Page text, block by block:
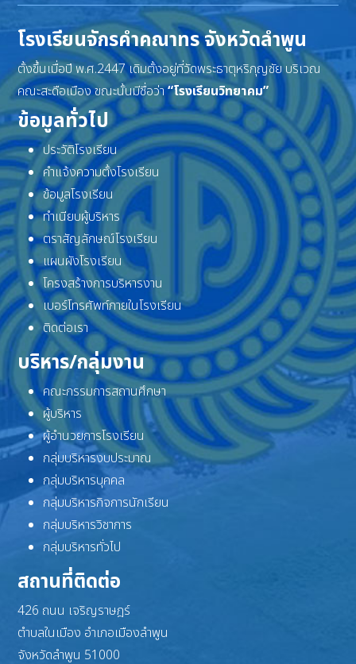
โรงเรียนจักรคำคณาทร จังหวัดลำพูน
ตั้งขึ้นเมื่อปี พ.ศ.2447 เดิมตั้งอยู่ที่วัดพระธาตุหริภุญชัย บริเวณ
คณะสะดือเมือง ขณะนั้นมีชื่อว่า“โรงเรียนวิทยาคม”
ข้อมูลทั่วไป
ประวัติโรงเรียน
คำแจ้งความตั้งโรงเรียน
ข้อมูลโรงเรียน
ทำเนียบผู้บริหาร
ตราสัญลักษณ์โรงเรียน
แผนผังโรงเรียน
โครงสร้างการบริหารงาน
เบอร์โทรศัพท์ภายในโรงเรียน
ติดต่อเรา
บริหาร/กลุ่มงาน
คณะกรรมการสถานศึกษา
ผู้บริหาร
ผู้อำนวยการโรงเรียน
กลุ่มบริหารงบประมาณ
กลุ่มบริหารบุคคล
กลุ่มบริหารกิจการนักเรียน
กลุ่มบริหารวิชาการ
กลุ่มบริหารทั่วไป
สถานที่ติดต่อ
426 ถนน เจริญราษฎร์
ตำบลในเมือง อำเภอเมืองลำพูน
จังหวัดลำพูน 51000